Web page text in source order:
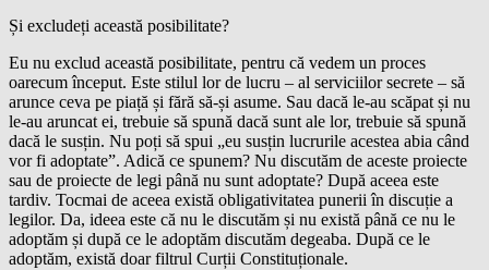
Și excludeți această posibilitate?
Eu nu exclud această posibilitate, pentru că vedem un proces
oarecum început. Este stilul lor de lucru – al serviciilor secrete – să
arunce ceva pe piață și fără să-și asume. Sau dacă le-au scăpat și nu
le-au aruncat ei, trebuie să spună dacă sunt ale lor, trebuie să spună
dacă le susțin. Nu poți să spui „eu susțin lucrurile acestea abia când
vor fi adoptate”. Adică ce spunem? Nu discutăm de aceste proiecte
sau de proiecte de legi până nu sunt adoptate? După aceea este
tardiv. Tocmai de aceea există obligativitatea punerii în discuție a
legilor. Da, ideea este că nu le discutăm și nu există până ce nu le
adoptăm și după ce le adoptăm discutăm degeaba. După ce le
adoptăm, există doar filtrul Curții Constituționale.